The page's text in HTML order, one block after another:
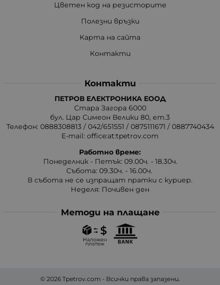
Цветен код на резисторите
Полезни връзки
Карта на сайта
Контакти
Контакти
ПЕТРОВ ЕЛЕКТРОНИКА ЕООД
Стара Загора 6000
бул. Цар Симеон Велики 80, ет.3
Телефон: 0888308813 / 042/651551 / 0875111671 / 0887740434
E-mail: office:at:tpetrov.com
Работно време:
Понеделник - Петък: 09.00ч. - 18.30ч.
Събота: 09.30ч. - 16.00ч.
В събота не се изпращат пратки с куриер.
Неделя: Почивен ден
Методи на плащане
© 2026 Tpetrov.com - Всички права запазени.